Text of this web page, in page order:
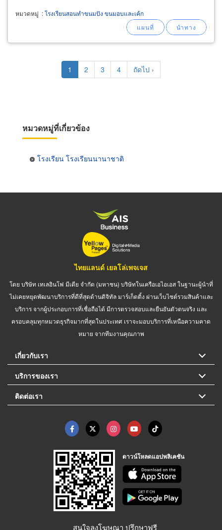
หมวดหมู่ :โรงเรียนสอนทำขนมปัง ขนมอบและเค้ก
Current
page
1 Page
2 Page
3 Page
4
Next
page
ถัดไป ›
หมวดหมู่ที่เกี่ยวข้อง
โรงเรียน โรงเรียนนานาชาติ
ไทยแลนด์ เยลโล่เพจเจส
โดย บริษัท เทเลอินโฟ มีเดีย จำกัด (มหาชน) บริษัทในเครือเอไอเอส ในฐานะผู้นำที่
ไม่เคยหยุดพัฒนาบริการที่ดีที่สุดด้านดิจิทัล มาร์เก็ตติ้ง ผ่านเว็บไซต์รวมสินค้าและ
บริการ จากผู้ประกอบการที่เชื่อถือได้ มีการตรวจสอบและยืนยันตัวตนจริง และ
ครอบคลุมทุกหมวดธุรกิจมากที่สุดในประเทศ เราจะมอบบริการที่เหนือความคาด
หมาย จากทีมงานคุณภาพ
เกี่ยวกับเรา
บริการของเรา
ติดต่อเรา
ดาวน์โหลดแอปพลิเคชัน
สนใจลงโฆษณา ปรึกษาฟรี